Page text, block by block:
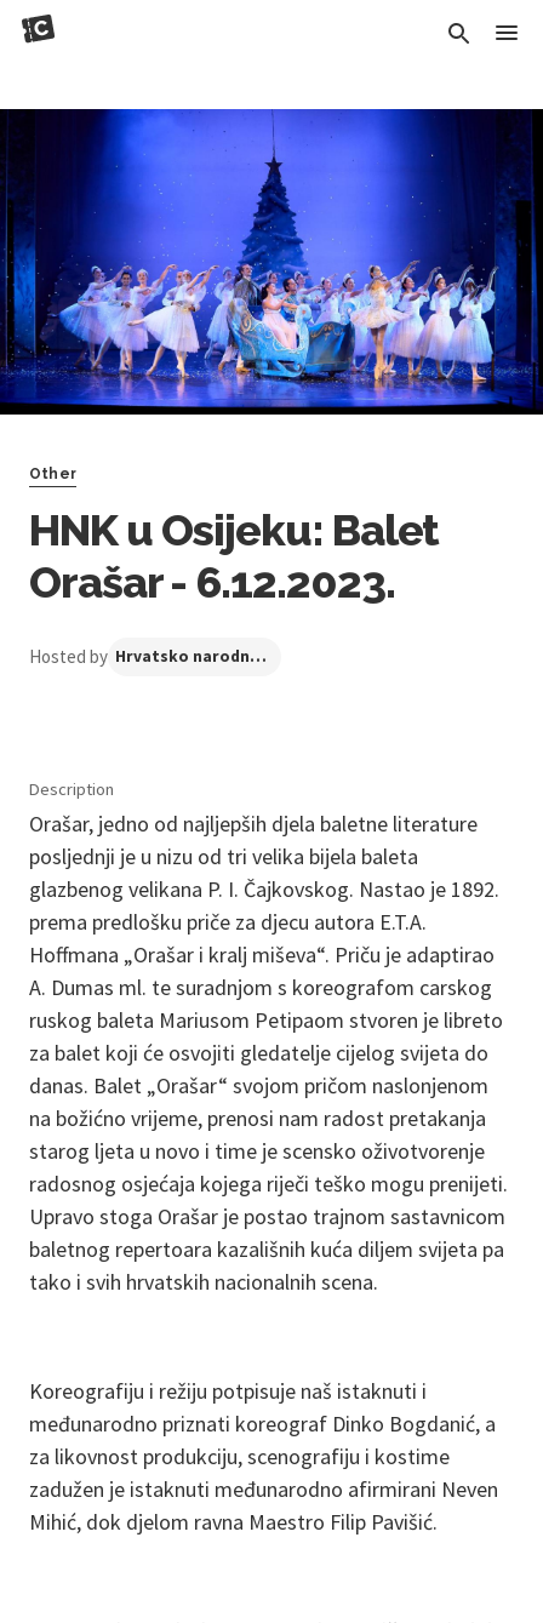
Other
HNK u Osijeku: Balet
Orašar - 6.12.2023.
Hosted by Hrvatsko narodno kazalište u Osijeku
Description
Orašar, jedno od najljepših djela baletne literature
posljednji je u nizu od tri velika bijela baleta
glazbenog velikana P. I. Čajkovskog. Nastao je 1892.
prema predlošku priče za djecu autora E.T.A.
Hoffmana „Orašar i kralj miševa“. Priču je adaptirao
A. Dumas ml. te suradnjom s koreografom carskog
ruskog baleta Mariusom Petipaom stvoren je libreto
za balet koji će osvojiti gledatelje cijelog svijeta do
danas. Balet „Orašar“ svojom pričom naslonjenom
na božićno vrijeme, prenosi nam radost pretakanja
starog ljeta u novo i time je scensko oživotvorenje
radosnog osjećaja kojega riječi teško mogu prenijeti.
Upravo stoga Orašar je postao trajnom sastavnicom
baletnog repertoara kazališnih kuća diljem svijeta pa
tako i svih hrvatskih nacionalnih scena.
Koreografiju i režiju potpisuje naš istaknuti i
međunarodno priznati koreograf Dinko Bogdanić, a
za likovnost produkciju, scenografiju i kostime
zadužen je istaknuti međunarodno afirmirani Neven
Mihić, dok djelom ravna Maestro Filip Pavišić.